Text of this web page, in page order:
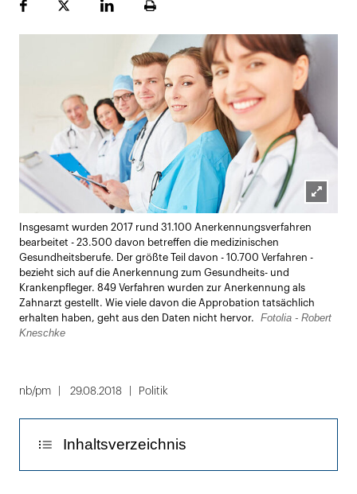
FacebookPlattformLinekdInSeite
Lightbox
öffnen
Insgesamt wurden 2017 rund 31.100 Anerkennungsverfahren
bearbeitet - 23.500 davon betreffen die medizinischen
Gesundheitsberufe. Der größte Teil davon - 10.700 Verfahren -
bezieht sich auf die Anerkennung zum Gesundheits- und
Krankenpfleger. 849 Verfahren wurden zur Anerkennung als
Zahnarzt gestellt. Wie viele davon die Approbation tatsächlich
erhalten haben, geht aus den Daten nicht hervor.
Fotolia - Robert
Kneschke
nb/pm 29.08.2018 Politik
Inhaltsverzeichnis